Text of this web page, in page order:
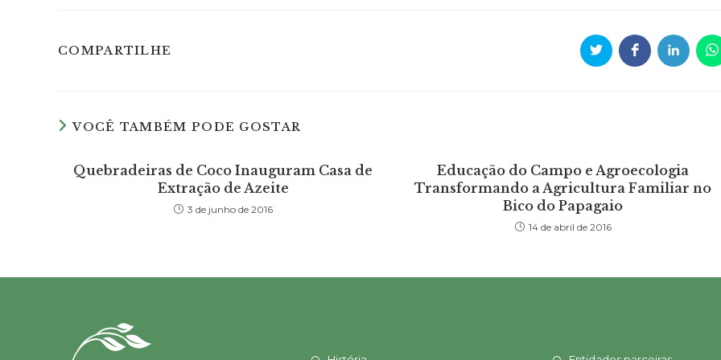
COMPARTILHE Opens
in
Opens
in
Opens
in in
VOCÊ TAMBÉM PODE GOSTAR
Quebradeiras de Coco Inauguram Casa de
Extração de Azeite
3 de junho de 2016
Educação do Campo e Agroecologia
Transformando a Agricultura Familiar no
Bico do Papagaio
14 de abril de 2016